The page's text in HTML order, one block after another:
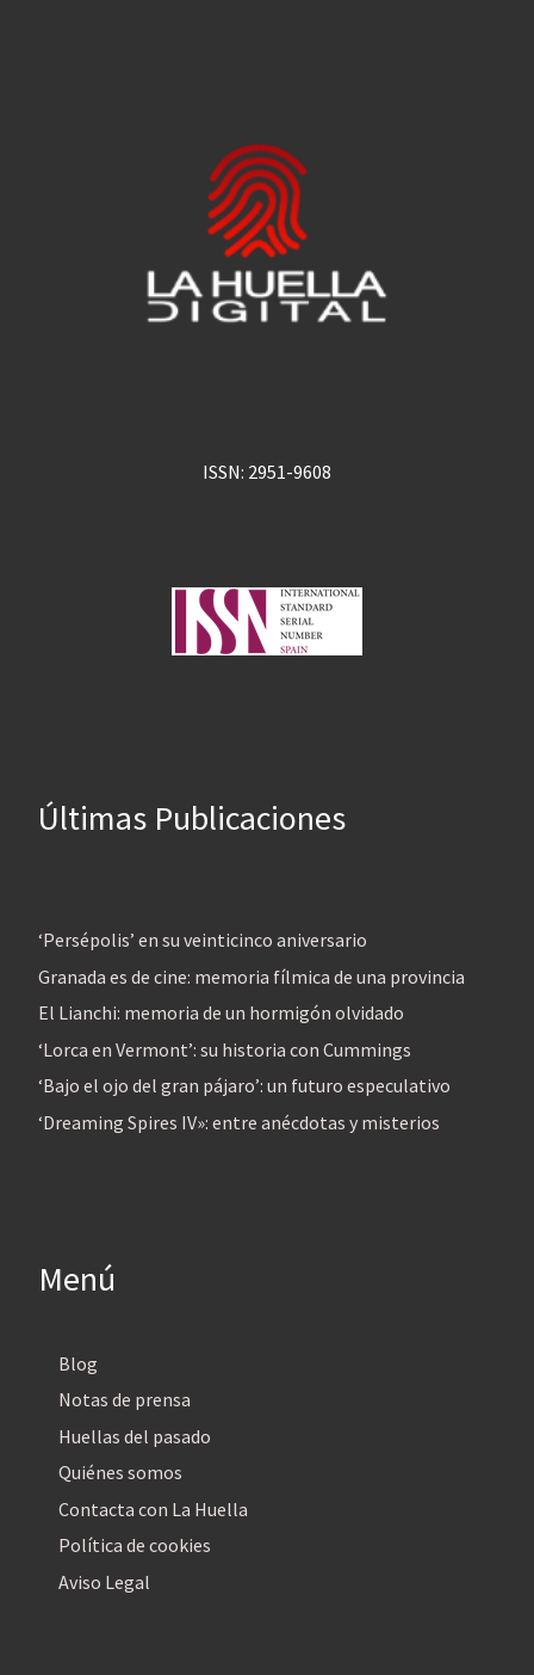
ISSN: 2951-9608
Últimas Publicaciones
‘Persépolis’ en su veinticinco aniversario
Granada es de cine: memoria fílmica de una provincia
El Lianchi: memoria de un hormigón olvidado
‘Lorca en Vermont’: su historia con Cummings
‘Bajo el ojo del gran pájaro’: un futuro especulativo
‘Dreaming Spires IV»: entre anécdotas y misterios
Menú
Blog
Notas de prensa
Huellas del pasado
Quiénes somos
Contacta con La Huella
Política de cookies
Aviso Legal